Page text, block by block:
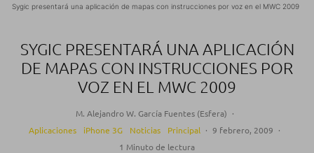
Sygic presentará una aplicación de mapas con instrucciones por voz en el MWC 2009
SYGIC PRESENTARÁ UNA APLICACIÓN
DE MAPAS CON INSTRUCCIONES POR
VOZ EN EL MWC 2009
M. Alejandro W. García Fuentes (Esfera) ·
Aplicaciones
iPhone 3G Noticias Principal · 9 febrero, 2009 ·
1 Minuto de lectura